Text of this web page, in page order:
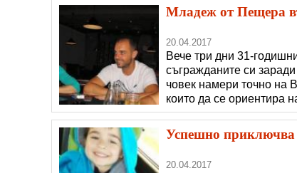
Младеж от Пещера
20.04.2017
Вече три дни 31-
съгражданите си
човек намери точно на
които да се ориентира
им, който се оказа дете
16 април вечерта да
Успешно приключва
20.04.2017